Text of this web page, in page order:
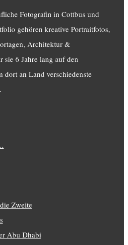
Fotografin in Cottbus und
gehören kreative Portraitfotos,
Architektur &
sie 6 Jahre lang auf den
dort an Land verschiedenste
Zweite
Abu Dhabi